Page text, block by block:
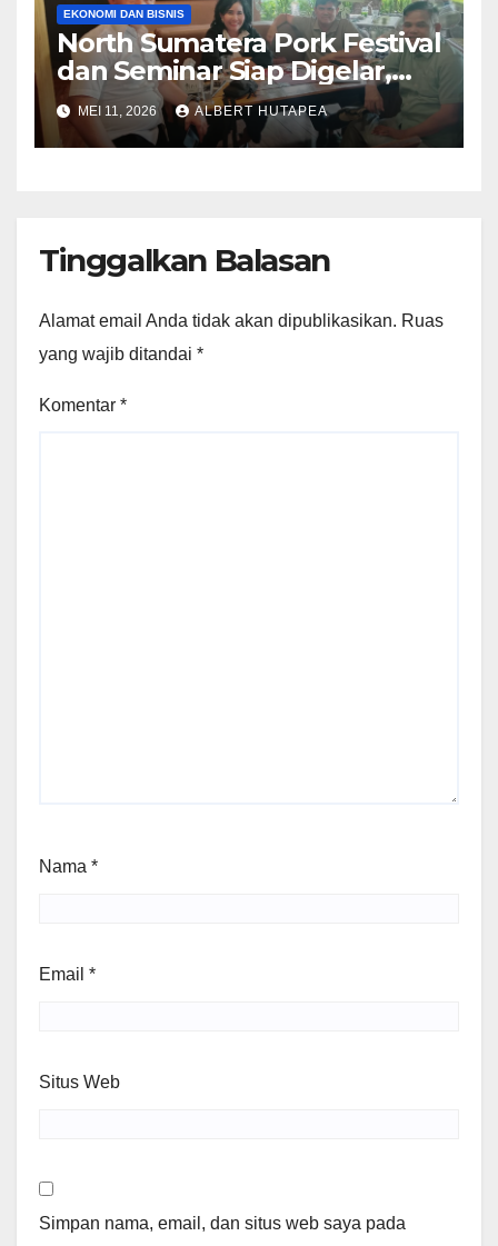
EKONOMI DAN BISNIS
North Sumatera Pork Festival
dan Seminar Siap Digelar,
Panitia Ajak Pelaku Usaha
Kuliner dan Peternakan Babi
Berpartisipasi
MEI 11, 2026 ALBERT HUTAPEA
Tinggalkan Balasan
Alamat email Anda tidak akan dipublikasikan. Ruas
yang wajib ditandai *
Komentar *
Nama *
Email *
Situs Web
Simpan nama, email, dan situs web saya pada